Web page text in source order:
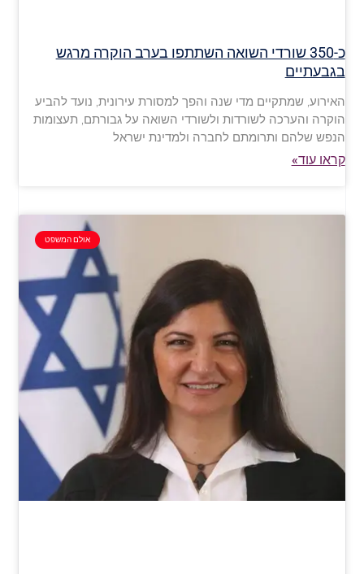
כ-350 שורדי השואה השתתפו בערב הוקרה מרגש
בגבעתיים
האירוע, שמתקיים מדי שנה והפך למסורת עירונית, נועד להביע
הוקרה והערכה לשורדות ולשורדי השואה על גבורתם, תעצומות
הנפש שלהם ותרומתם לחברה ולמדינת ישראל
קראו עוד»
אולם המשפט